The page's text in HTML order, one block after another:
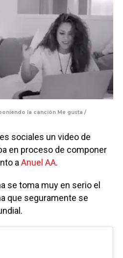
la canción Me gusta /
sociales un video de
en proceso de componer
a Anuel AA.
se toma muy en serio el
que seguramente se